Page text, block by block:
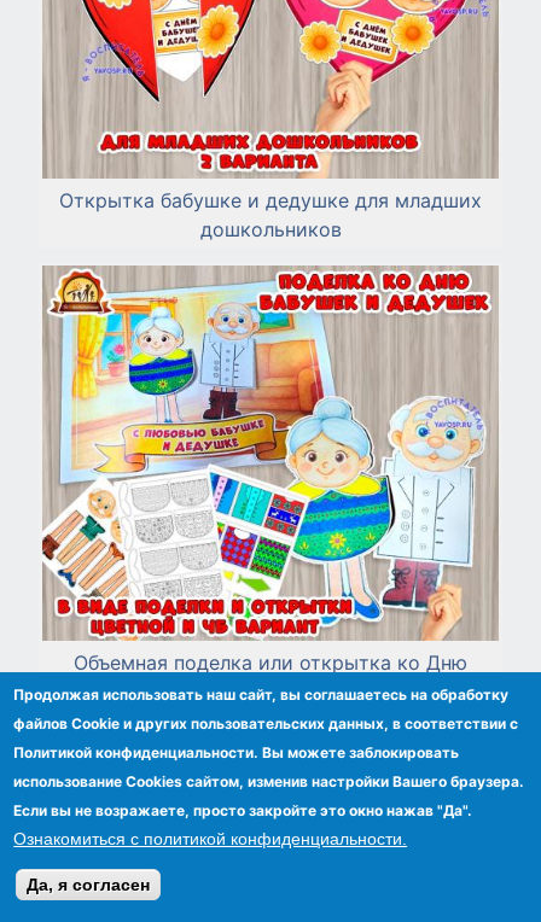
Открытка бабушке и дедушке для младших
дошкольников
Объемная поделка или открытка ко Дню
бабушек и дедушек
Продолжая использовать наш сайт, вы соглашаетесь на обработку
файлов Сookie и других пользовательских данных, в соответствии с
Политикой конфиденциальности. Вы можете заблокировать
использование Cookies сайтом, изменив настройки Вашего браузера.
Если вы не возражаете, просто закройте это окно нажав "Да".
Ознакомиться с политикой конфиденциальности.
Да, я согласен